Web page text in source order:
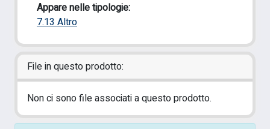
Appare nelle tipologie:
7.13 Altro
File in questo prodotto:
Non ci sono file associati a questo prodotto.